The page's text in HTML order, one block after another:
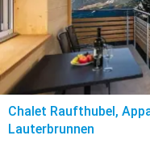
Chalet Raufthubel,
Lauterbrunnen